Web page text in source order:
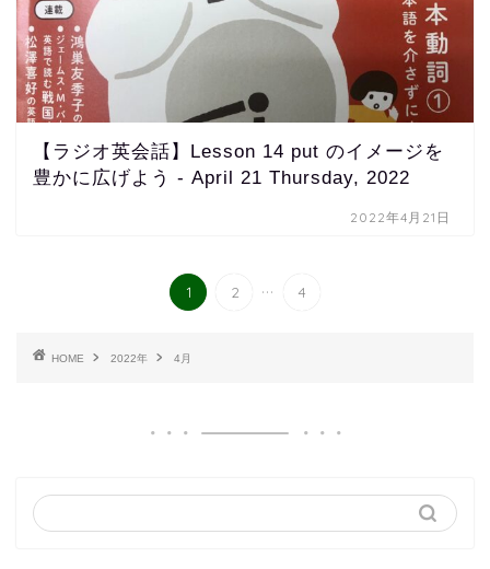
【ラジオ英会話】Lesson 14 put のイメージを
豊かに広げよう - April 21 Thursday, 2022
2022年4月21日
1 2 ... 4
HOME 2022年 4月